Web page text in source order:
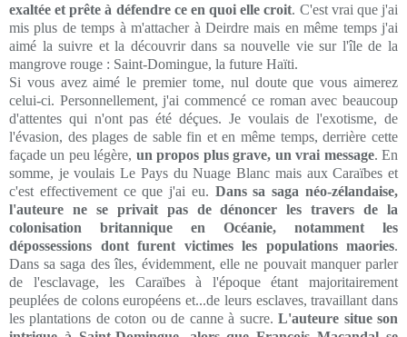
exaltée et prête à défendre ce en quoi elle croit. C'est vrai que j'ai
mis plus de temps à m'attacher à Deirdre mais en même temps j'ai
aimé la suivre et la découvrir dans sa nouvelle vie sur l'île de la
mangrove rouge : Saint-Domingue, la future Haïti.
Si vous avez aimé le premier tome, nul doute que vous aimerez
celui-ci. Personnellement, j'ai commencé ce roman avec beaucoup
d'attentes qui n'ont pas été déçues. Je voulais de l'exotisme, de
l'évasion, des plages de sable fin et en même temps, derrière cette
façade un peu légère, un propos plus grave, un vrai message. En
somme, je voulais Le Pays du Nuage Blanc mais aux Caraïbes et
c'est effectivement ce que j'ai eu. Dans sa saga néo-zélandaise,
l'auteure ne se privait pas de dénoncer les travers de la
colonisation britannique en Océanie, notamment les
dépossessions dont furent victimes les populations maories.
Dans sa saga des îles, évidemment, elle ne pouvait manquer parler
de l'esclavage, les Caraïbes à l'époque étant majoritairement
peuplées de colons européens et...de leurs esclaves, travaillant dans
les plantations de coton ou de canne à sucre.L'auteure situe son